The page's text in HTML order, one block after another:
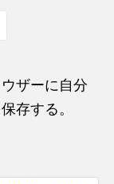
ザーに自分
存する。